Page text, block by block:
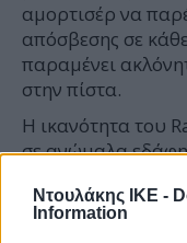
Ντουλάκης ΙΚΕ -
Information
αμορτισέρ να
απόσβεσης σε
παραμένει
στην πίστα.
Η ικανότητα του
σε ανώμαλα
ενισχυμένης
αμαξώματος. Η
διπλάσια σε